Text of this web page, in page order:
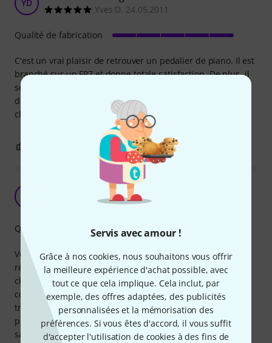
Servis avec amour !
Grâce à nos cookies, nous souhaitons vous offrir
la meilleure expérience d'achat possible, avec
tout ce que cela implique. Cela inclut, par
exemple, des offres adaptées, des publicités
personnalisées et la mémorisation des
préférences. Si vous êtes d'accord, il vous suffit
d'accepter l'utilisation de cookies à des fins de
YD
Yves D. 24.05.2011
C'est un vrai plaisir de retrouver un pedalier de piano. Il est
branché sur un FP7 et donne totale satisfaction. De plus, il
se bouge facilement, ce qui permet de jouer aussi bien
debout que assis. Prix correct et service toujours parfait
chez Thomann.
Qualité de fabrication
SIGNALER L'ÉVALUATION
Excellent pédalier
Immoteph 15.09.2020
Voici un excellent pédalier pour piano ! Très robuste, très
réactif, pas besoin de lever complétement le pied aux
changements d'accords, l'enclenchement se faire à mi-
course de la pédale. Il est très lourd ce qui lui garanti une
très bonne stabilité et ne glisse pas au sol ! Utilisé avec un
piano Roland FP90 ce pédalier me donne entière
satisfaction ! Foncez !!!
Qualité de fabrication